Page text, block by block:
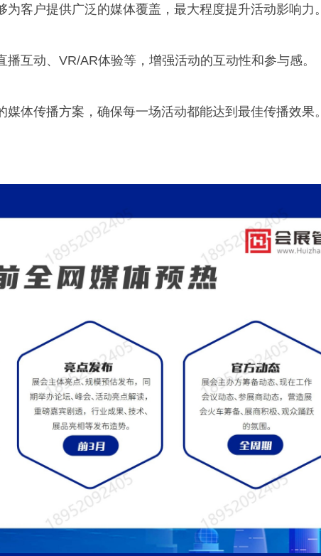
客户提供广泛的媒体覆盖，最大程度提升活动影响力。
互动、VR/AR体验等，增强活动的互动性和参与感。
体传播方案，确保每一场活动都能达到最佳传播效果。